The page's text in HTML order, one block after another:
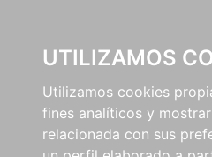
UTILIZAMOS
Utilizamos cookies
fines analíticos y
relacionada con sus